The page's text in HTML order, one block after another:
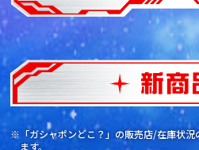
※「ガシャポンどこ？」の販売店/在庫状況
ます。